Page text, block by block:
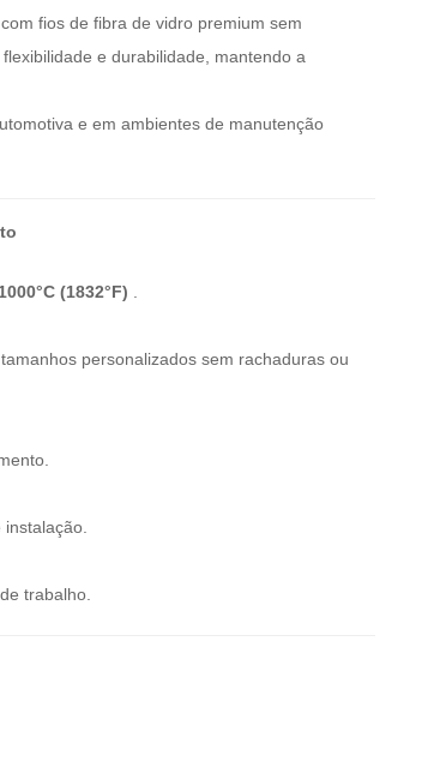
fios de fibra de vidro premium sem
e durabilidade, mantendo a
e em ambientes de manutenção
1000°C (1832°F)
personalizados sem rachaduras ou
trabalho.